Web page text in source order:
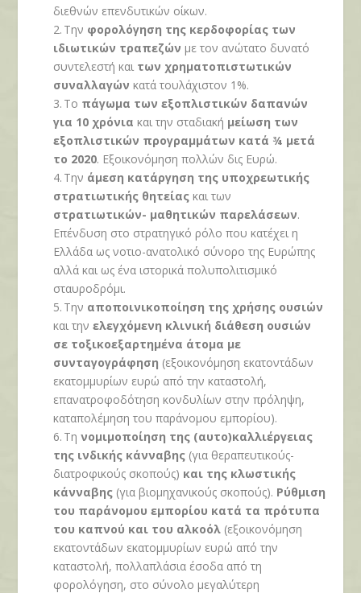
διεθνών επενδυτικών οίκων.
2. Την φορολόγηση της κερδοφορίας των
ιδιωτικών τραπεζών με τον ανώτατο δυνατό
συντελεστή και των χρηματοπιστωτικών
συναλλαγών κατά τουλάχιστον 1%.
3. Το πάγωμα των εξοπλιστικών δαπανών
για 10 χρόνια και την σταδιακή μείωση των
εξοπλιστικών προγραμμάτων κατά ¾ μετά
το 2020. Εξοικονόμηση πολλών δις Ευρώ.
4. Την άμεση κατάργηση της υποχρεωτικής
στρατιωτικής θητείας και των
στρατιωτικών- μαθητικών παρελάσεων.
Επένδυση στο στρατηγικό ρόλο που κατέχει η
Ελλάδα ως νοτιο-ανατολικό σύνορο της Ευρώπης
αλλά και ως ένα ιστορικά πολυπολιτισμικό
σταυροδρόμι.
5. Την αποποινικοποίηση της χρήσης ουσιών
και τηνελεγχόμενη κλινική διάθεση ουσιών
σε τοξικοεξαρτημένα άτομα με
συνταγογράφηση (εξοικονόμηση εκατοντάδων
εκατομμυρίων ευρώ από την καταστολή,
επανατροφοδότηση κονδυλίων στην πρόληψη,
καταπολέμηση του παράνομου εμπορίου).
6. Τηνομιμοποίηση της (αυτο)καλλιέργειας
της ινδικής κάνναβης (για θεραπευτικούς-
διατροφικούς σκοπούς) και της κλωστικής
κάνναβης (για βιομηχανικούς σκοπούς). Ρύθμιση
του παράνομου εμπορίου κατά τα πρότυπα
του καπνού και του αλκοόλ (εξοικονόμηση
εκατοντάδων εκατομμυρίων ευρώ από την
καταστολή, πολλαπλάσια έσοδα από τη
φορολόγηση, στο σύνολο μεγαλύτερη